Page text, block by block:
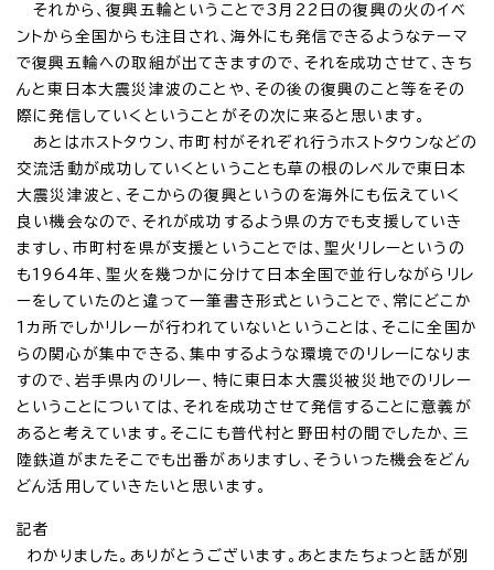
それから、復興五輪ということで3月22日の復興の火のイベ
ントから全国からも注目され、海外にも発信できるようなテーマ
で復興五輪への取組が出てきますので、それを成功させて、きち
んと東日本大震災津波のことや、その後の復興のこと等をその
際に発信していくということがその次に来ると思います。
あとはホストタウン、市町村がそれぞれ行うホストタウンなどの
交流活動が成功していくということも草の根のレベルで東日本
大震災津波と、そこからの復興というのを海外にも伝えていく
良い機会なので、それが成功するよう県の方でも支援していき
ますし、市町村を県が支援ということでは、聖火リレーというの
も1964年、聖火を幾つかに分けて日本全国で並行しながらリレ
ーをしていたのと違って一筆書き形式ということで、常にどこか
1カ所でしかリレーが行われていないということは、そこに全国か
らの関心が集中できる、集中するような環境でのリレーになりま
すので、岩手県内のリレー、特に東日本大震災被災地でのリレー
ということについては、それを成功させて発信することに意義が
あると考えています。そこにも普代村と野田村の間でしたか、三
陸鉄道がまたそこでも出番がありますし、そういった機会をどん
どん活用していきたいと思います。
記者
わかりました。ありがとうございます。あとまたちょっと話が別